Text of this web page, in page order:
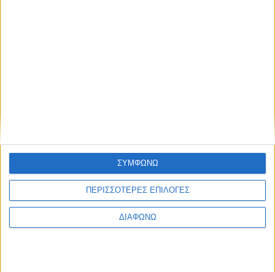
ΠΕΡΙΣΣΟΤΕΡΕΣ ΕΠΙΛΟΓΕΣ
ΔΙΑΦΩΝΩ
ΣΥΜΦΩΝΩ